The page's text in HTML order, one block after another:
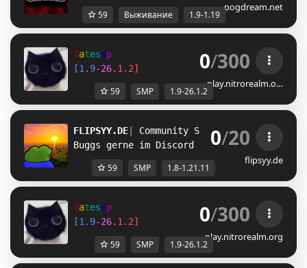
pogdream.net
59 Выживание 1.9-1.19
fatesmp
[1 . 9-26. 1 . 2] 0/300
play.nitrorealm.o…
59 SMP 1.9-26.1.2
FLIPSYY.DE Community SMP | 1.8 - 1.21.11
Buggs gerne im Discord Reporten!
0/20
flipsyy.de
59 SMP 1.8-1.21.11
fatesmp
[1 . 9-26. 1 . 2] 0/300
play.nitrorealm.org
59 SMP 1.9-26.1.2